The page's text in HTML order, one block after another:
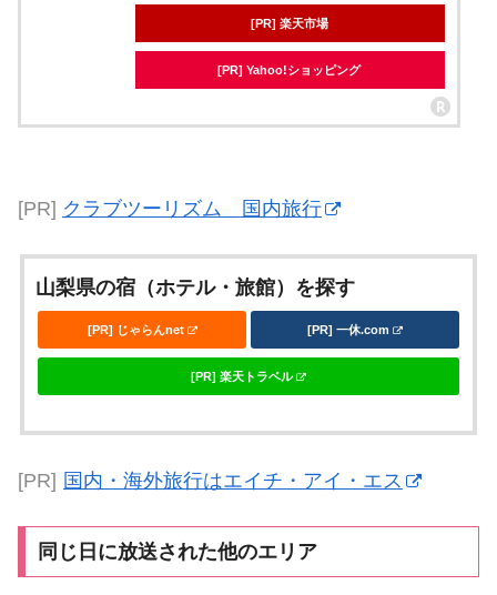
[PR] 楽天市場
[PR] Yahoo!ショッピング
[PR] クラブツーリズム 国内旅行
山梨県の宿（ホテル・旅館）を探す
[PR] じゃらんnet [PR] 一休.com
[PR] 楽天トラベル
[PR] 国内・海外旅行はエイチ・アイ・エス
同じ日に放送された他のエリア